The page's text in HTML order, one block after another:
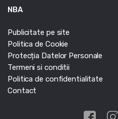
NBA
Publicitate pe site
Politica de Cookie
Protecția Datelor Personale
Termeni si conditii
Politica de confidentialitate
Contact